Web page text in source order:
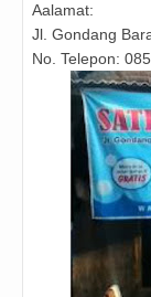
Aalamat:
Jl. Gondang
No. Telepon: